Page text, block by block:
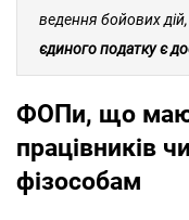
ведення бойових дій,
єдиного податку є
ФОПи, що
працівників
фізособам